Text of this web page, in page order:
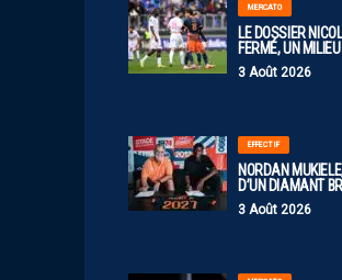
MERCATO
LE DOSSIER
FERMÉ, UN
3 Août 2026
EFFECTIF
NORDAN
D’UN DIAMANT
3 Août 2026